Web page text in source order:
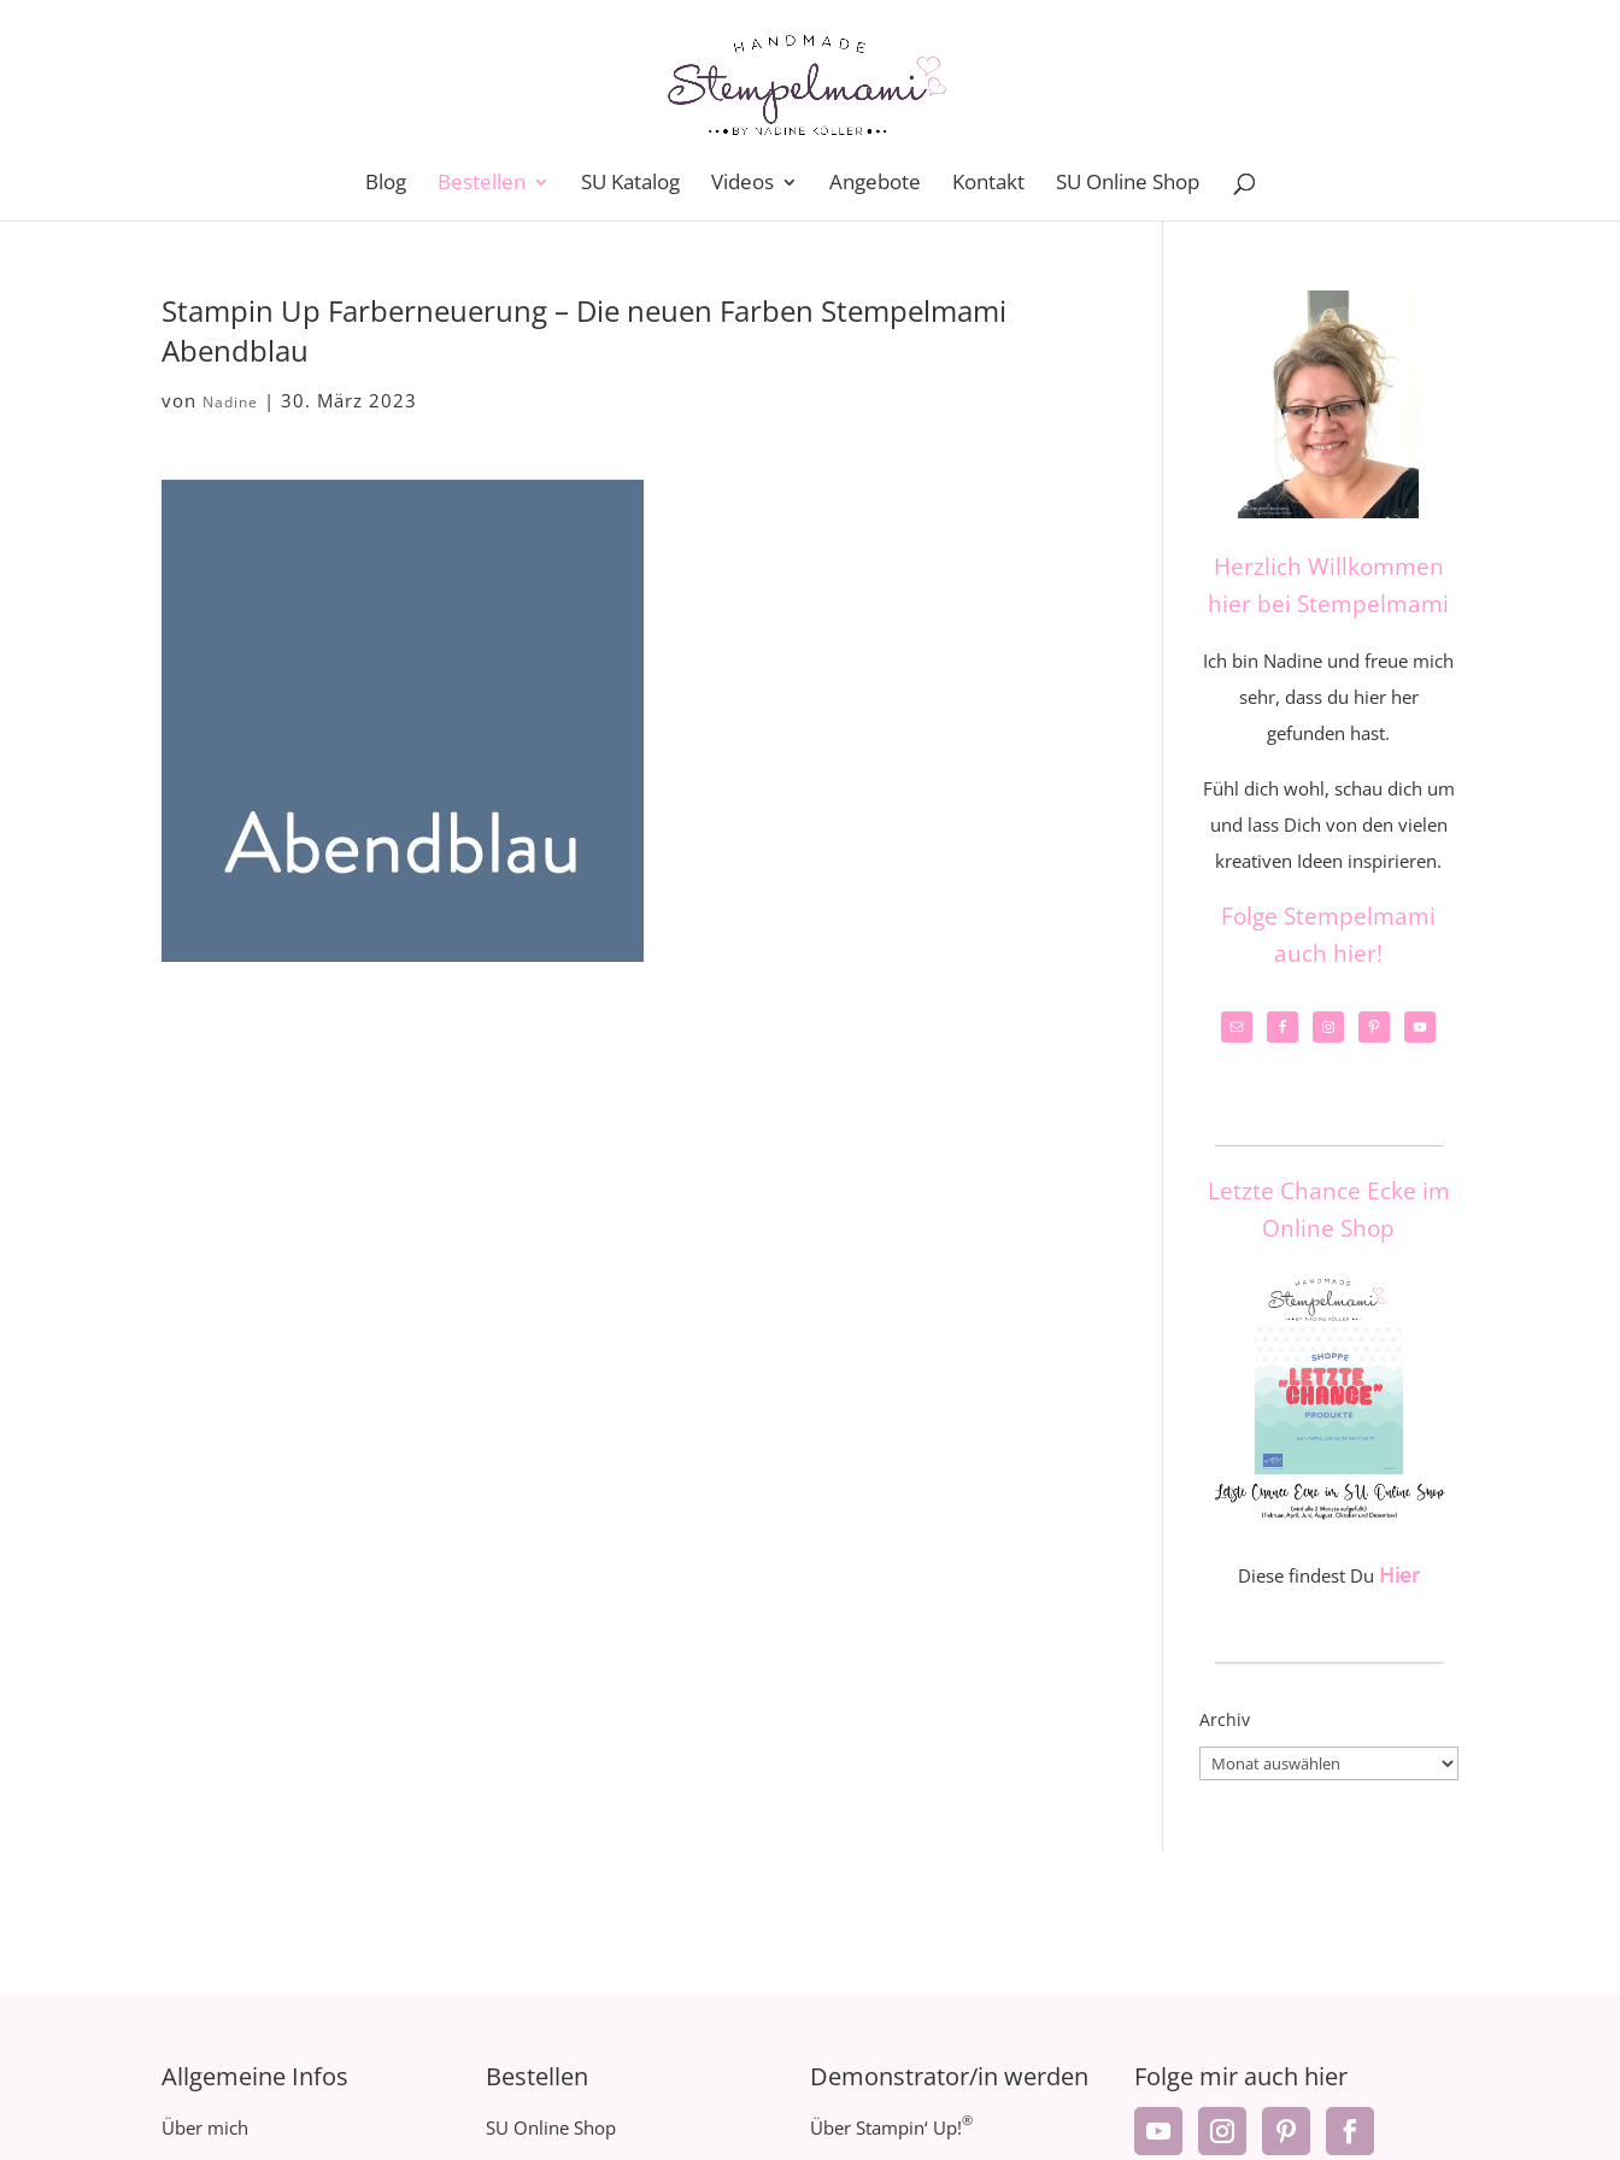
Blog Bestellen SU Katalog Videos Angebote Kontakt SU Online Shop
Stampin Up Farberneuerung – Die neuen Farben Stempelmami
Abendblau
von Nadine |30. März 2023
Herzlich Willkommen
hier bei Stempelmami
Ich bin Nadine und freue mich
sehr, dass du hier her
gefunden hast.
Fühl dich wohl, schau dich um
und lass Dich von den vielen
kreativen Ideen inspirieren.
Folge Stempelmami
auch hier!
Letzte Chance Ecke im
Online Shop
Diese findest Du Hier
Archiv
Archiv
Allgemeine Infos
Über mich
Bestellen
SU Online Shop
Demonstrator/in werden
Über Stampin‘ Up!®
Folge mir auch hier